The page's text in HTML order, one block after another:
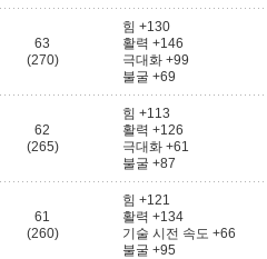
63
(270)
힘 +130
활력 +146
극대화 +99
불굴 +69
62
(265)
힘 +113
활력 +126
극대화 +61
불굴 +87
61
(260)
힘 +121
활력 +134
기술 시전 속도 +66
불굴 +95